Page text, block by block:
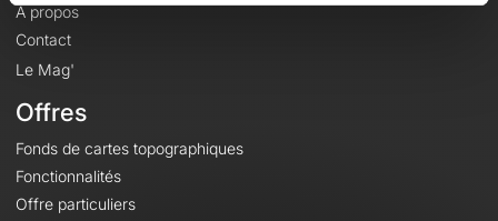
À propos
Contact
Le Mag'
Offres
Fonds de cartes topographiques
Fonctionnalités
Offre particuliers